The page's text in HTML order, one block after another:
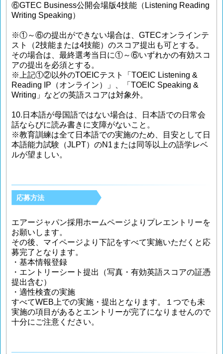
⑥GTEC Business公開会場版4技能（Listening Reading
Writing Speaking）
※①～⑥の提出ができない場合は、GTECオンラインテ
スト（2技能または4技能）のスコア提出も可とする。
その場合は、最終選考当日に①～⑥いずれかの有効スコ
アの提出を必須とする。
※上記①②以外のTOEICテスト「TOEIC Listening &
Reading IP（オンライン）」、「TOEIC Speaking &
Writing」などの英語スコアは対象外。
10.日本語が母国語ではない場合は、日本語での日常会
話ならびに読み書きに支障がないこと。
※教育訓練は全て日本語での実施のため、目安として日
本語能力試験（JLPT）のN1または同等以上の語学レベ
ルが望ましい。
応募方法
エアージャパン採用ホームページよりプレエントリーを
お願いします。
その後、マイページより下記をすべて実施いただくと応
募完了となります。
・基本情報登録
・エントリーシート提出（写真・有効英語スコアの証憑
提出含む）
・適性検査の実施
すべてWEB上での実施・提出となります。１つでも未
実施の項目があるとエントリーが完了になりませんので
十分にご注意ください。